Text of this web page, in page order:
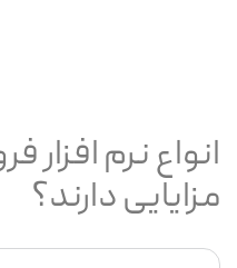
انواع نرم
مزایایی دارند؟